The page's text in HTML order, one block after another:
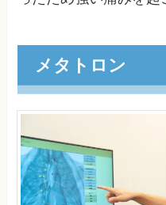
メタトロン